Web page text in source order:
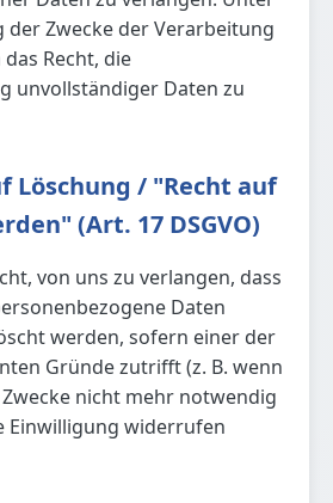
der Zwecke der Verarbeitung
Recht, die
unvollständiger Daten zu
Löschung / "Recht auf
(Art. 17 DSGVO)
von uns zu verlangen, dass
Daten
werden, sofern einer der
Gründe zutrifft (z. B. wenn
nicht mehr notwendig
Einwilligung widerrufen